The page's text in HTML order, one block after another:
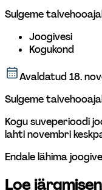
Sulgeme
Joogivesi
Kogukond
Avaldatud18.
Sulgeme
Kogu suveperioodi
lahti novembri
Endale lähima
Loe